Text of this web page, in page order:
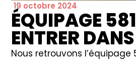
19 octobre 2024
ÉQUIPAGE
ENTRER
Nous retrouvons l’équipage